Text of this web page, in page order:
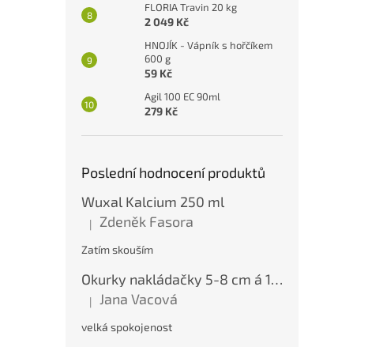
FLORIA Travin 20 kg
2 049 Kč
HNOJÍK - Vápník s hořčíkem
600 g
59 Kč
Agil 100 EC 90ml
279 Kč
Poslední hodnocení produktů
Wuxal Kalcium 250 ml
Hodnocení produktu je 5 z 5 hvězdiček.
| Zdeněk Fasora
Zatím skouším
Okurky nakládačky 5-8 cm á 10 kg
Hodnocení produktu je 5 z 5 hvězdiček.
| Jana Vacová
velká spokojenost